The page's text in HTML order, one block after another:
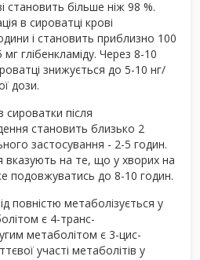
становить більше ніж 98 %.
в сироватці крові
і становить приблизно 100
глібенкламіду. Через 8-10
знижується до 5-10 нг/
дози.
сироватки після
становить близько 2
застосування - 2-5 годин.
вказують на те, що у хворих на
подовжуватись до 8-10 годин.
повністю метаболізується у
є 4-транс-
метаболітом є 3-цис-
участі метаболітів у